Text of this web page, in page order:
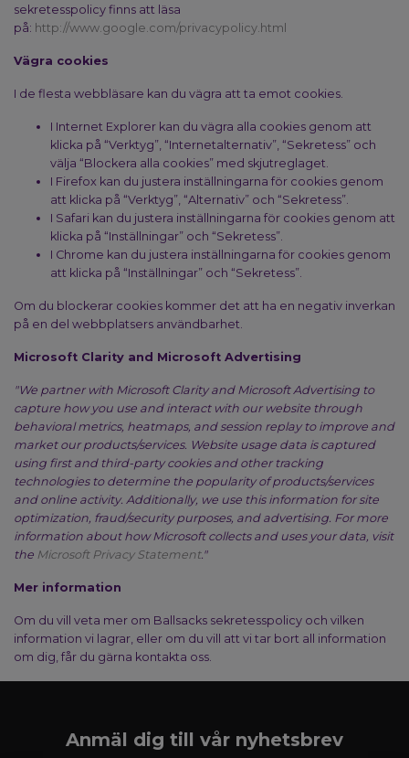
sekretesspolicy finns att läsa
på: http://www.google.com/privacypolicy.html
Vägra cookies
I de flesta webbläsare kan du vägra att ta emot cookies.
I Internet Explorer kan du vägra alla cookies genom att
klicka på “Verktyg”, “Internetalternativ”, “Sekretess” och
välja “Blockera alla cookies” med skjutreglaget.
I Firefox kan du justera inställningarna för cookies genom
att klicka på “Verktyg”, “Alternativ” och “Sekretess”.
I Safari kan du justera inställningarna för cookies genom att
klicka på “Inställningar” och “Sekretess”.
I Chrome kan du justera inställningarna för cookies genom
att klicka på “Inställningar” och “Sekretess”.
Om du blockerar cookies kommer det att ha en negativ inverkan
på en del webbplatsers användbarhet.
Microsoft Clarity and Microsoft Advertising
"We partner with Microsoft Clarity and Microsoft Advertising to
capture how you use and interact with our website through
behavioral metrics, heatmaps, and session replay to improve and
market our products/services. Website usage data is captured
using first and third-party cookies and other tracking
technologies to determine the popularity of products/services
and online activity. Additionally, we use this information for site
optimization, fraud/security purposes, and advertising. For more
information about how Microsoft collects and uses your data, visit
the Microsoft Privacy Statement."
Mer information
Om du vill veta mer om Ballsacks sekretesspolicy och vilken
information vi lagrar, eller om du vill att vi tar bort all information
om dig, får du gärna kontakta oss.
Anmäl dig till vår nyhetsbrev